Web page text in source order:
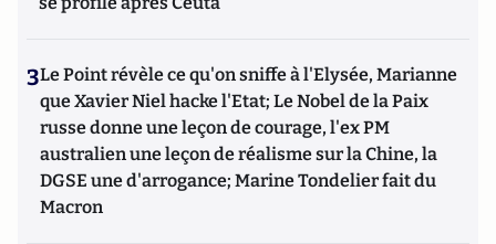
3Le Point révèle ce qu'on sniffe à l'Elysée, Marianne
que Xavier Niel hacke l'Etat; Le Nobel de la Paix
russe donne une leçon de courage, l'ex PM
australien une leçon de réalisme sur la Chine, la
DGSE une d'arrogance; Marine Tondelier fait du
Macron